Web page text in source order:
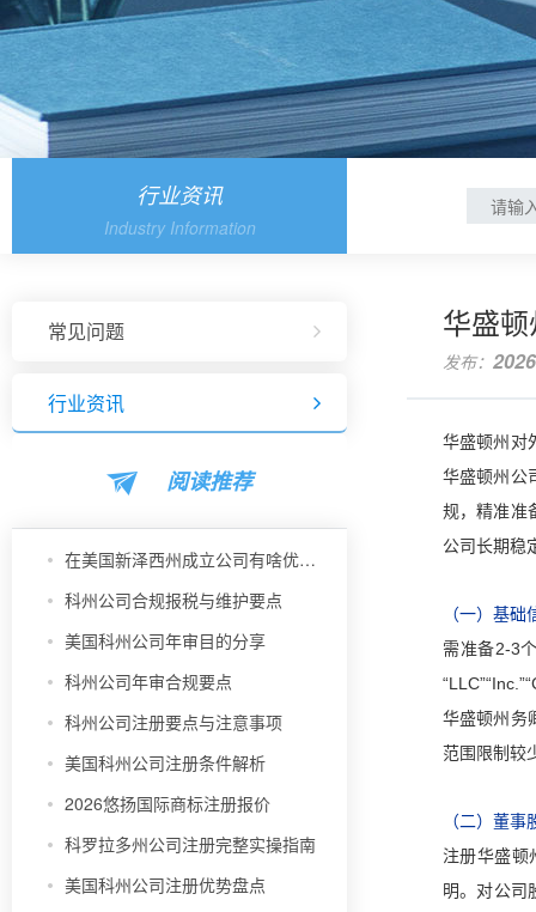
行业资讯
Industry Information
常见问题
行业资讯
阅读推荐
在美国新泽西州成立公司有啥优势？
科州公司合规报税与维护要点
美国科州公司年审目的分享
科州公司年审合规要点
科州公司注册要点与注意事项
美国科州公司注册条件解析
2026悠扬国际商标注册报价
科罗拉多州公司注册完整实操指南
美国科州公司注册优势盘点
华盛
发布：
华盛顿州对
华盛顿州公
规，精准准
公司长期稳
（一）基础
需准备2-3
华盛顿州务
范围限制较
（二）董事
注册华盛顿
明。对公司